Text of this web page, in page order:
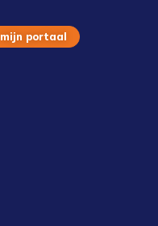
mijn portaal